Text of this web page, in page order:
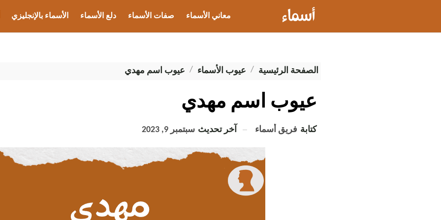
معاني الأسماء صفات الأسماء دلع الأسماء الأسماء بالإنجليزي
الصفحة الرئيسية عيوب الأسماء عيوب اسم مهدي
عيوب اسم مهدي
كتابة فريق أسماء آخر تحديث سبتمبر 9, 2023